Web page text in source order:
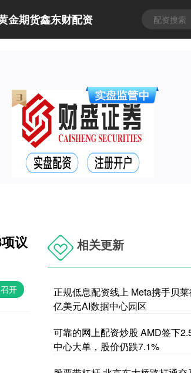
金期货鑫东财配资
议
开
相关更新
正规低息配资线上 Meta携手贝
亿美元AI数据中心园区
可靠的网上配资炒股 AMD签下
中心大单，股价仍跌7.1%